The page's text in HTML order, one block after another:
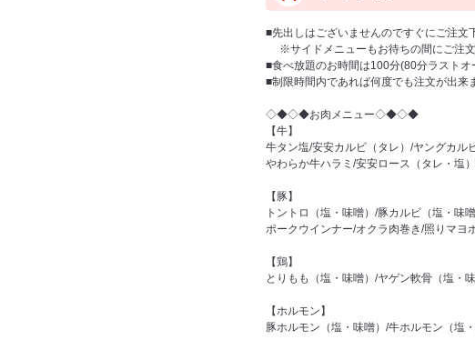
■先出しはございませんのですぐにご注文
※サイドメニューもお待ちの間にご注文
■食べ放題のお時間は100分(80分ラストオ
■制限時間内であれば何度でも注文が出来
◇◆◇◆お肉メニュー◇◆◇◆
【牛】
牛タン塩/安安カルビ（タレ）/ヤングカル
やわらか牛ハラミ/安安ロース（タレ・塩
【豚】
トントロ（塩・味噌）/豚カルビ（塩・味
ポークウインナー/オクラ肉巻き/照りマヨ
【鶏】
とりもも（塩・味噌）/ヤゲン軟骨（塩・
【ホルモン】
豚ホルモン（塩・味噌）/牛ホルモン（塩